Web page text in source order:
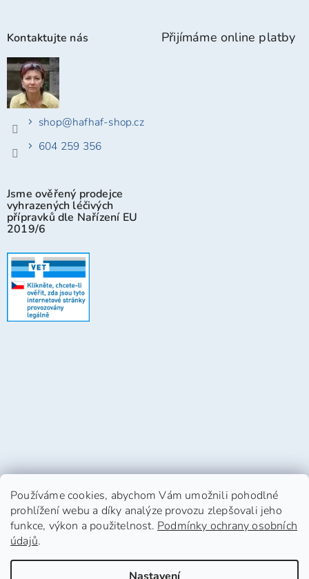
Používáme cookies, abychom Vám umožnili pohodlné
prohlížení webu a díky analýze provozu zlepšovali jeho
funkce, výkon a použitelnost. Podmínky ochrany osobních
údajů.
Kontaktujte nás
shop@hafhaf-shop.cz
604 259 356
Jsme ověřený prodejce
vyhrazených léčivých
přípravků dle Nařízení EU
2019/6
Přijímáme online platby
Vytvořil Shoptet